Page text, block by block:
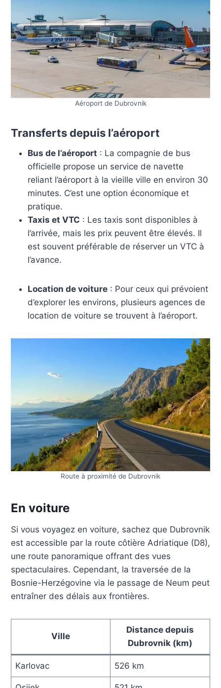
Aéroport de Dubrovnik
Transferts depuis l’aéroport
Bus de l’aéroport : La compagnie de bus
officielle propose un service de navette
reliant l’aéroport à la vieille ville en environ 30
minutes. C’est une option économique et
pratique.
Taxis et VTC : Les taxis sont disponibles à
l’arrivée, mais les prix peuvent être élevés. Il
est souvent préférable de réserver un VTC à
l’avance.
Location de voiture: Pour ceux qui prévoient
d’explorer les environs, plusieurs agences de
location de voiture se trouvent à l’aéroport.
Route à proximité de Dubrovnik
En voiture
Si vous voyagez en voiture, sachez que Dubrovnik
est accessible par la route côtière Adriatique (D8),
une route panoramique offrant des vues
spectaculaires. Cependant, la traversée de la
Bosnie-Herzégovine via le passage de Neum peut
entraîner des délais aux frontières.
Ville
Distance depuis
Dubrovnik (km)
Karlovac 526 km